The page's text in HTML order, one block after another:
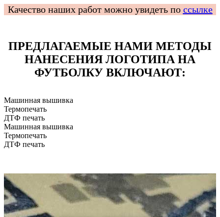
Качество наших работ можно увидеть по ссылке
ПРЕДЛАГАЕМЫЕ НАМИ МЕТОДЫ
НАНЕСЕНИЯ ЛОГОТИПА НА
ФУТБОЛКУ ВКЛЮЧАЮТ:
Машинная вышивка
Термопечать
ДТФ печать
Машинная вышивка
Термопечать
ДТФ печать